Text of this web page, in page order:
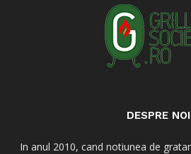
DESPRE NOI
In anul 2010, cand notiunea de